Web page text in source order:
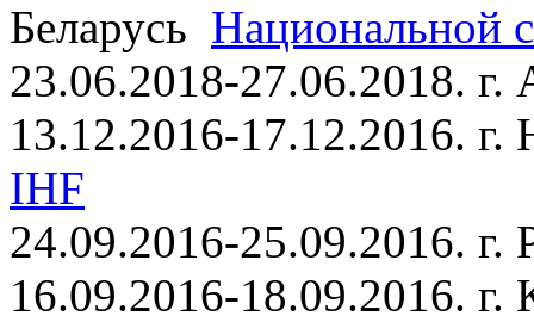
Беларусь Национальной
23.06.2018-27.06.2018.
13.12.2016-17.12.2016.
IHF
24.09.2016-25.09.2016. г.
16.09.2016-18.09.2016.